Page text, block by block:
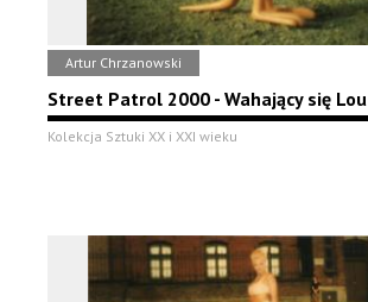
Artur Chrzanowski
Street Patrol 2000 - Wahający się Lou
Kolekcja Sztuki XX i XXI wieku